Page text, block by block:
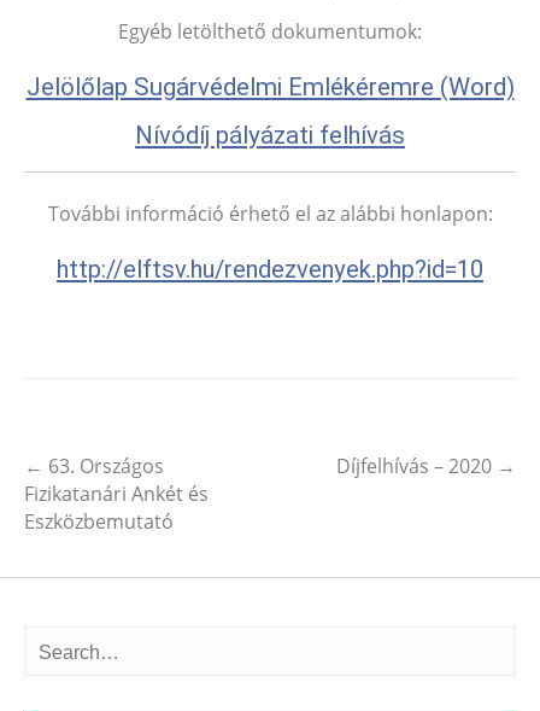
Egyéb letölthető dokumentumok:
Jelölőlap Sugárvédelmi Emlékéremre (Word)
Nívódíj pályázati felhívás
További információ érhető el az alábbi honlapon:
http://elftsv.hu/rendezvenyek.php?id=10
Post navigation
← 63. Országos
Fizikatanári Ankét és
Eszközbemutató
Díjfelhívás – 2020 →